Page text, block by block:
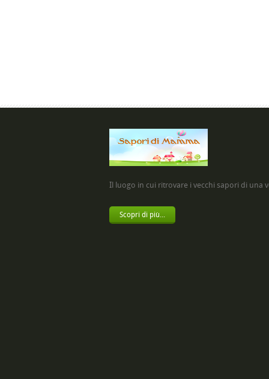
Il luogo in cui ritrovare i vecchi sapori di una
Scopri di più...